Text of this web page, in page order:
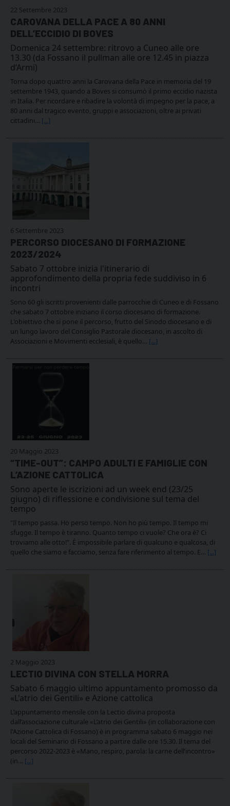
22 Settembre 2023
CAROVANA DELLA PACE A 80 ANNI
DELL’ECCIDIO DI BOVES
Domenica 24 settembre: ritrovo a Cuneo alle ore
13.30 (da Fossano il pullman alle ore 12.45 in piazza
d’Armi)
Torna dopo quattro anni la Carovana della Pace in memoria del 19
settembre 1943, quando a Boves si consumò il primo eccidio nazista
in Italia. Per ricordare e ribadire la volontà di impegno per la pace, a
80 anni dal tragico evento, gruppi e associazioni, oltre ai privati
cittadini… [...]
6 Settembre 2023
PERCORSO DIOCESANO DI FORMAZIONE
2023/2024
Sabato 7 ottobre inizia l'itinerario di
approfondimento della propria fede suddiviso in 6
incontri
Sono 60 gli iscritti provenienti dalle parrocchie di Cuneo e di Fossano
che sabato 7 ottobre iniziano il corso diocesano di formazione.
L'obiettivo che si pone il percorso, frutto del Sinodo diocesano e di
un lungo lavoro del Consiglio Pastorale diocesano, in ascolto di
Associazioni e Movimenti ecclesiali, è quello… [...]
20 Maggio 2023
“TIME-OUT”: CAMPO ADULTI E FAMIGLIE CON
L’AZIONE CATTOLICA
Sono aperte le iscrizioni ad un week end (23/25
giugno) di riflessione e condivisione sul tema del
tempo
"Il tempo passa. Ho perso tempo. Non ho più tempo. Il tempo mi
sfugge. Il tempo è tiranno. Quanto tempo ci vuole? Che ora è? Ci
troviamo alle otto!". È impossibile parlare di qualcuno e qualcosa, di
quello che siamo e facciamo, senza fare riferimento al tempo. E… [...]
2 Maggio 2023
LECTIO DIVINA CON STELLA MORRA
Sabato 6 maggio ultimo appuntamento promosso da
«L'atrio dei Gentili» e Azione cattolica
L’appuntamento mensile con la Lectio divina proposta
dall’associazione culturale «L’atrio dei Gentili» (in collaborazione con
l'Azione Cattolica di Fossano) è in programma sabato 6 maggio nei
locali del Seminario di Fossano a partire dalle ore 15.30. Il tema del
percorso 2022-2023 è «Mano, respiro, parola: la carne dell’incontro»
(in… [...]